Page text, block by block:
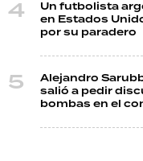
Un futbolista
en Estados
por su paradero
Alejandro
salió a pedir
bombas en el